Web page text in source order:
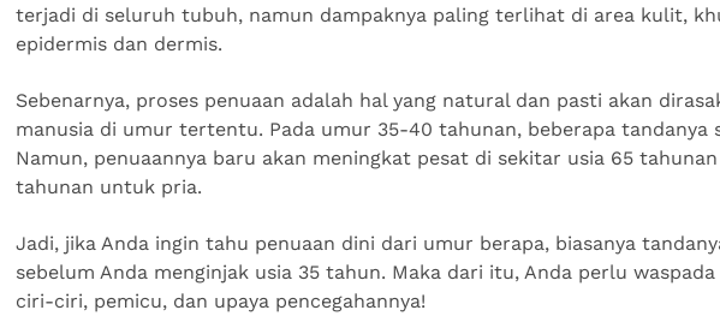
terjadi di seluruh tubuh, namun dampaknya paling terlihat di area kulit,
epidermis dan dermis.
Sebenarnya, proses penuaan adalah hal yang natural dan pasti akan
manusia di umur tertentu. Pada umur 35-40 tahunan, beberapa tandanya
Namun, penuaannya baru akan meningkat pesat di sekitar usia 65
tahunan untuk pria.
Jadi, jika Anda ingin tahu penuaan dini dari umur berapa, biasanya
sebelum Anda menginjak usia 35 tahun. Maka dari itu, Anda perlu
ciri-ciri, pemicu, dan upaya pencegahannya!